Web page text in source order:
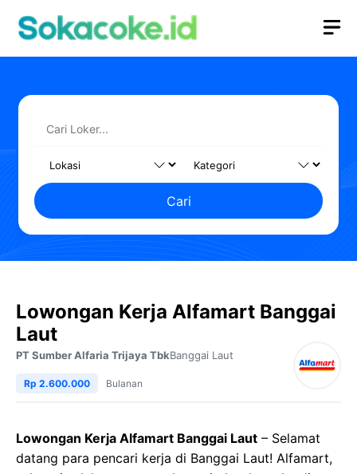
Cari
Lowongan Kerja Alfamart Banggai
Laut
PT Sumber Alfaria Trijaya TbkBanggai Laut
Rp 2.600.000 Bulanan
Lowongan Kerja Alfamart Banggai Laut – Selamat
datang para pencari kerja di Banggai Laut! Alfamart,